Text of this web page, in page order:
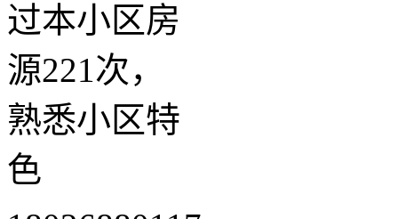
过本小区房
源221次，
熟悉小区特
色